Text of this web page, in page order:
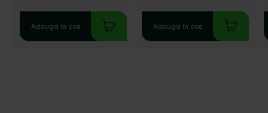
Adauga in cos Adauga in cos